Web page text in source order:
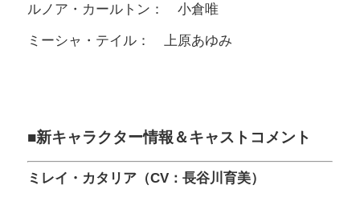
ルノア・カールトン： 小倉唯
ミーシャ・テイル： 上原あゆみ
■新キャラクター情報＆キャストコメント
ミレイ・カタリア（CV：長谷川育美）